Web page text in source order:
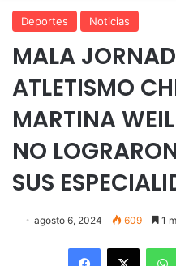
Deportes Noticias
MALA
ATLETISMO
MARTINA
NO
SUS
agosto 6, 2024 609 1
Facebook
X